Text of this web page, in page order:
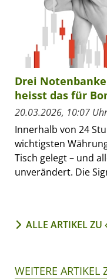
Drei
heisst das für
20.03.2026, 10:07 Uhr
Innerhalb von 24
wichtigsten
Tisch gelegt – und
unverändert. Die
ALLE ARTIKEL ZU
WEITERE ARTIKEL